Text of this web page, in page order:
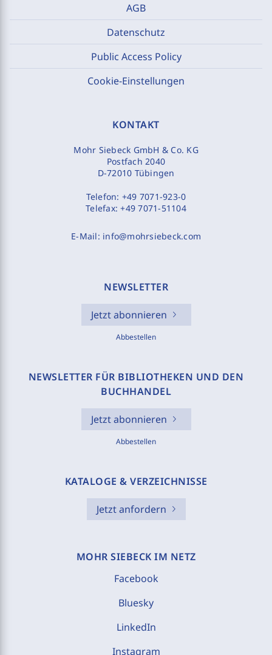
AGB
Datenschutz
Public Access Policy
Cookie-Einstellungen
KONTAKT
Mohr Siebeck GmbH & Co. KG
Postfach 2040
D-72010 Tübingen
Telefon: +49 7071-923-0
Telefax:+49 7071-51104
E-Mail: info@mohrsiebeck.com
NEWSLETTER
Jetzt abonnieren
Abbestellen
NEWSLETTER FÜR BIBLIOTHEKEN UND DEN
BUCHHANDEL
Jetzt abonnieren
Abbestellen
KATALOGE & VERZEICHNISSE
Jetzt anfordern
MOHR SIEBECK IM NETZ
Facebook
Bluesky
LinkedIn
Instagram